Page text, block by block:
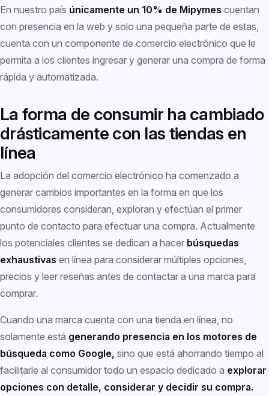
En nuestro país únicamente un 10% de Mipymes cuentan
con presencia en la web y solo una pequeña parte de estas,
cuenta con un componente de comercio electrónico que le
permita a los clientes ingresar y generar una compra de forma
rápida y automatizada.
La forma de consumir ha cambiado
drásticamente con las tiendas en
línea
La adopción del comercio electrónico ha comenzado a
generar cambios importantes en la forma en que los
consumidores consideran, exploran y efectúan el primer
punto de contacto para efectuar una compra. Actualmente
los potenciales clientes se dedican a hacer búsquedas
exhaustivas en línea para considerar múltiples opciones,
precios y leer reseñas antes de contactar a una marca para
comprar.
Cuando una marca cuenta con una tienda en línea, no
solamente está generando presencia en los motores de
búsqueda como Google, sino que está ahorrando tiempo al
facilitarle al consumidor todo un espacio dedicado a explorar
opciones con detalle, considerar y decidir su compra.